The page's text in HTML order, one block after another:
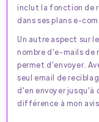
inclut la fonction de
dans ses plans e-
Un autre aspect sur
nombre d'e-mails de
permet d'envoyer.
seul email de
d'en envoyer jusqu'à
différence à mon avis.